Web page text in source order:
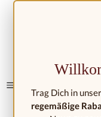
Trag Dich in
regemäßige